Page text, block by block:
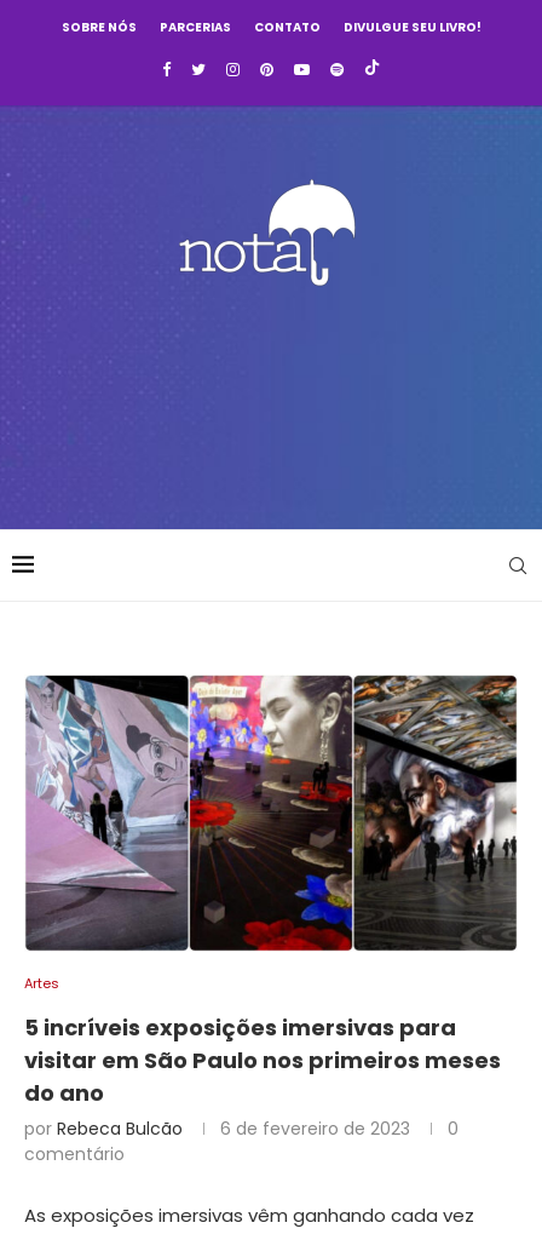
SOBRE NÓS PARCERIAS CONTATO DIVULGUE SEU LIVRO!
Artes
5 incríveis exposições imersivas para
visitar em São Paulo nos primeiros meses
do ano
por Rebeca Bulcão 6 de fevereiro de 2023
0
comentário
As exposições imersivas vêm ganhando cada vez